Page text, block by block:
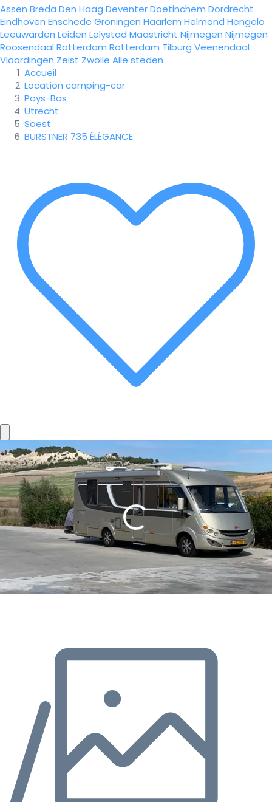
Assen Breda Den Haag DeventerDoetinchem Dordrecht
Eindhoven Enschede Groningen Haarlem Helmond Hengelo
Leeuwarden Leiden Lelystad Maastricht Nijmegen Nijmegen
Roosendaal Rotterdam Rotterdam Tilburg Veenendaal
Vlaardingen Zeist Zwolle Alle steden
Accueil
Location camping-car
Pays-Bas
Utrecht
Soest
BURSTNER 735 ÉLÉGANCE